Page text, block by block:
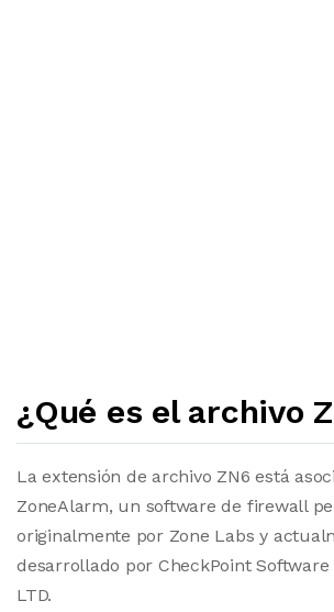
¿Qué es el archivo
La extensión de archivo ZN6 está
ZoneAlarm, un software de firewall
originalmente por Zone Labs y
desarrollado por CheckPoint Software
LTD.